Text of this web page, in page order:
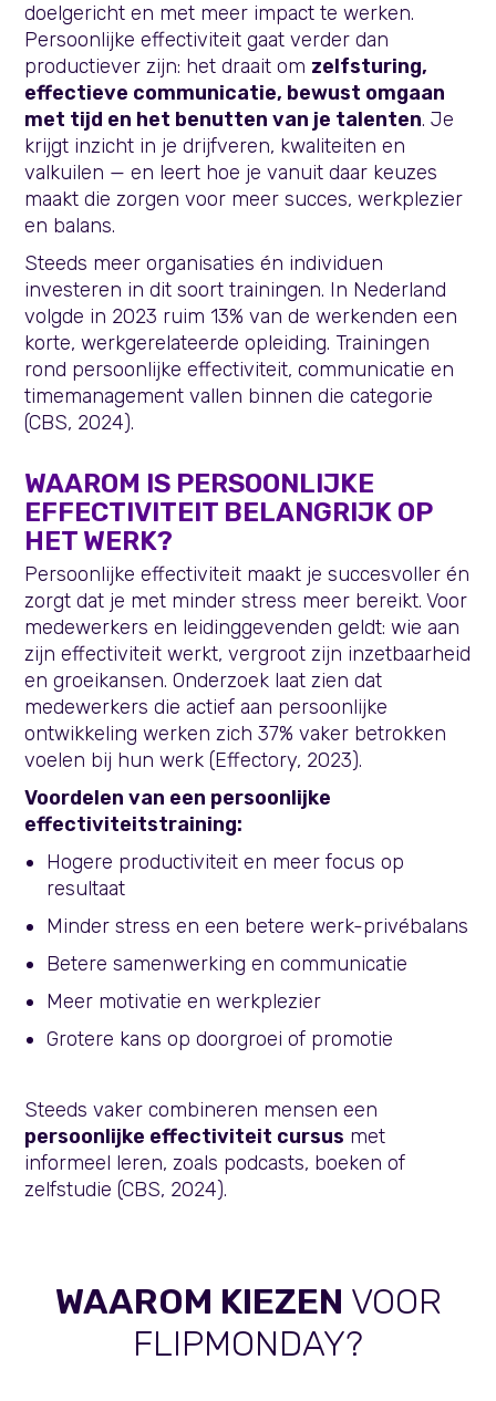
doelgericht en met meer impact te werken.
Persoonlijke effectiviteit gaat verder dan
productiever zijn: het draait om zelfsturing,
effectieve communicatie, bewust omgaan
met tijd en het benutten van je talenten. Je
krijgt inzicht in je drijfveren, kwaliteiten en
valkuilen — en leert hoe je vanuit daar keuzes
maakt die zorgen voor meer succes, werkplezier
en balans.
Steeds meer organisaties én individuen
investeren in dit soort trainingen. In Nederland
volgde in 2023 ruim 13% van de werkenden een
korte, werkgerelateerde opleiding. Trainingen
rond persoonlijke effectiviteit, communicatie en
timemanagement vallen binnen die categorie
(CBS, 2024).
WAAROM IS PERSOONLIJKE
EFFECTIVITEIT BELANGRIJK OP
HET WERK?
Persoonlijke effectiviteit maakt je succesvoller én
zorgt dat je met minder stress meer bereikt. Voor
medewerkers en leidinggevenden geldt: wie aan
zijn effectiviteit werkt, vergroot zijn inzetbaarheid
en groeikansen. Onderzoek laat zien dat
medewerkers die actief aan persoonlijke
ontwikkeling werken zich 37% vaker betrokken
voelen bij hun werk (Effectory, 2023).
Voordelen van een persoonlijke
effectiviteitstraining:
Hogere productiviteit en meer focus op
resultaat
Minder stress en een betere werk-privébalans
Betere samenwerking en communicatie
Meer motivatie en werkplezier
Grotere kans op doorgroei of promotie
Steeds vaker combineren mensen een
persoonlijke effectiviteit cursus met
informeel leren, zoals podcasts, boeken of
zelfstudie (CBS, 2024).
WAAROM KIEZEN VOOR
FLIPMONDAY?